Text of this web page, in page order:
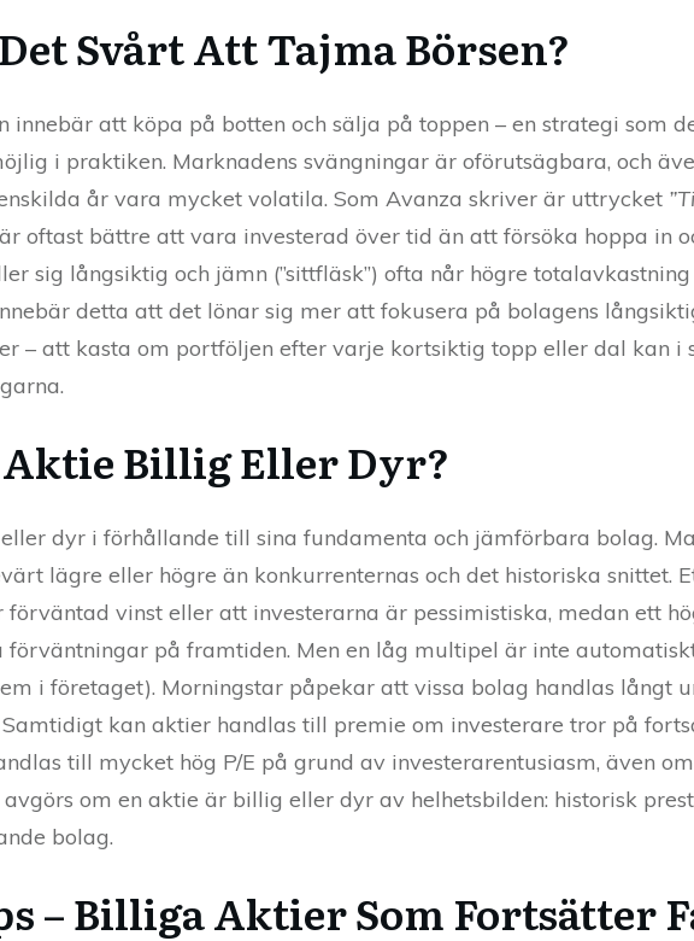
Svårt Att Tajma Börsen?
att köpa på botten och sälja på toppen – en strategi som
i praktiken. Marknadens svängningar är oförutsägbara, och
år vara mycket volatila. Som Avanza skriver är uttrycket
oftast bättre att vara investerad över tid än att försöka hoppa in
sig långsiktig och jämn (”sittfläsk”) ofta når högre
detta att det lönar sig mer att fokusera på bolagens
– att kasta om portföljen efter varje kortsiktig topp eller dal kan i
Billig Eller Dyr?
dyr i förhållande till sina fundamenta och jämförbara bolag.
lägre eller högre än konkurrenternas och det historiska snittet.
vinst eller att investerarna är pessimistiska, medan ett
förväntningar på framtiden. Men en låg multipel är inte
i företaget). Morningstar påpekar att vissa bolag handlas långt
Samtidigt kan aktier handlas till premie om investerare tror på
till mycket hög P/E på grund av investerarentusiasm, även
om en aktie är billig eller dyr av helhetsbilden: historisk
bolag.
– Billiga Aktier Som Fortsätter